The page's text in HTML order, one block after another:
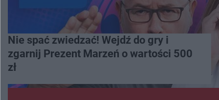
Nie spać zwiedzać! Wejdź do gry i
zgarnij Prezent Marzeń o wartości 500
zł